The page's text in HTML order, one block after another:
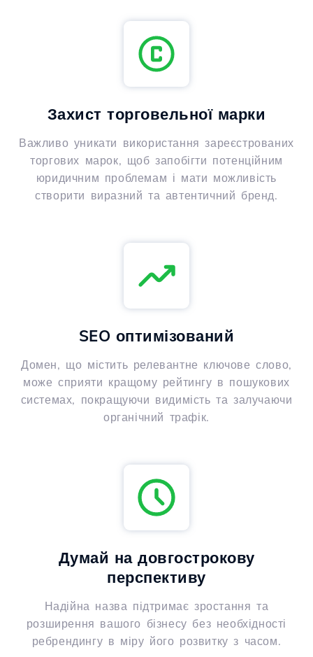
Захист торговельної марки
Важливо уникати використання зареєстрованих
торгових марок, щоб запобігти потенційним
юридичним проблемам і мати можливість
створити виразний та автентичний бренд.
SEO оптимізований
Домен, що містить релевантне ключове слово,
може сприяти кращому рейтингу в пошукових
системах, покращуючи видимість та залучаючи
органічний трафік.
Думай на довгострокову
перспективу
Надійна назва підтримає зростання та
розширення вашого бізнесу без необхідності
ребрендингу в міру його розвитку з часом.